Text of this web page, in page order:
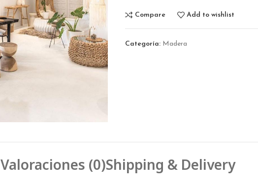
Compare Add to wishlist
Categoría: Madera
Valoraciones (0)Shipping & Delivery